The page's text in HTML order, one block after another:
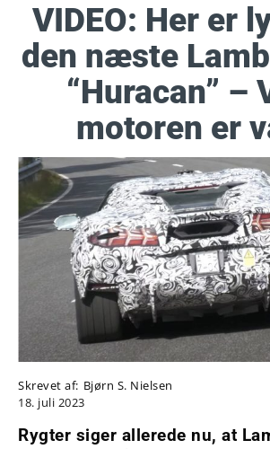
VIDEO: Her er
den næste
“Huracan” –
motoren er
Skrevet af: Bjørn S. Nielsen
18. juli 2023
Rygter siger allerede nu, at